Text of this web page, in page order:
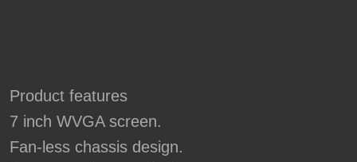
Product features
7 inch WVGA screen.
Fan-less chassis design.